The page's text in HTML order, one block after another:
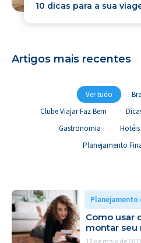
10 dicas para a sua
Artigos mais recentes
Ver tudo
Clube Viajar Faz Bem
Gastronomia
Hotéis
Planejamento
Planejamento
Como usar
montar seu
17 de maio de